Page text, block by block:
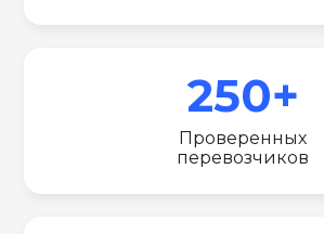
250+
Проверенных
перевозчиков